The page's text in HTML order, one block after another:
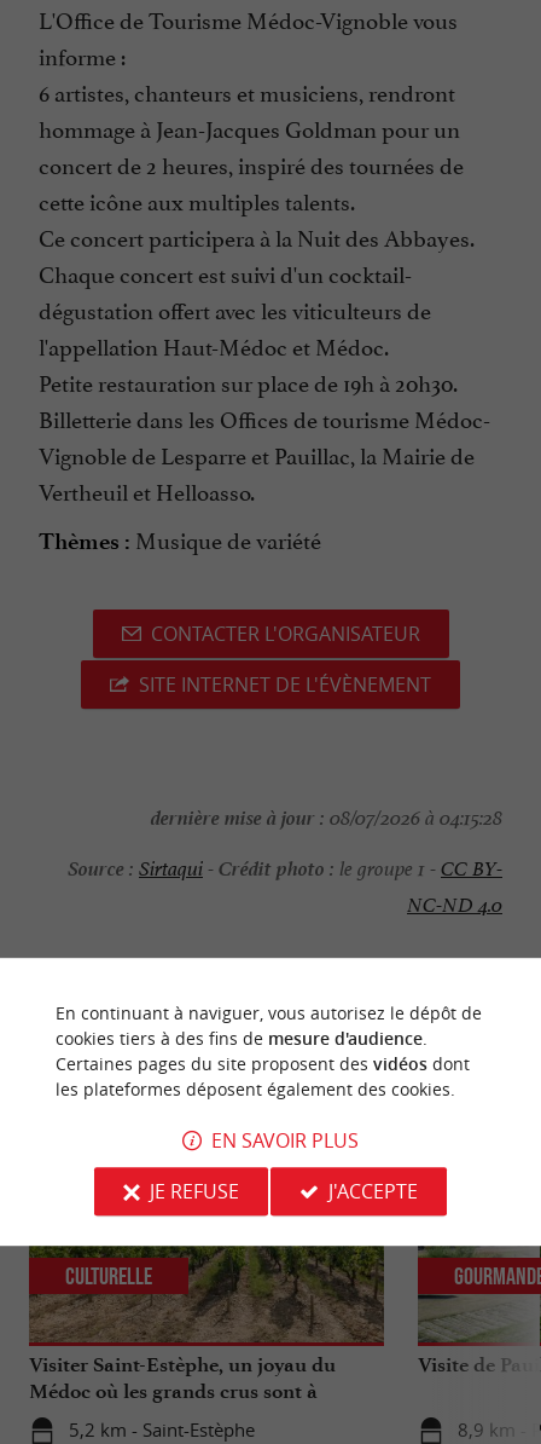
L'Office de Tourisme Médoc-Vignoble vous
informe :
6 artistes, chanteurs et musiciens, rendront
hommage à Jean-Jacques Goldman pour un
concert de 2 heures, inspiré des tournées de
cette icône aux multiples talents.
Ce concert participera à la Nuit des Abbayes.
Chaque concert est suivi d'un cocktail-
dégustation offert avec les viticulteurs de
l'appellation Haut-Médoc et Médoc.
Petite restauration sur place de 19h à 20h30.
Billetterie dans les Offices de tourisme Médoc-
Vignoble de Lesparre et Pauillac, la Mairie de
Vertheuil et Helloasso.
Thèmes : Musique de variété
CONTACTER L'ORGANISATEUR
SITE INTERNET DE L'ÉVÈNEMENT
dernière mise à jour : 08/07/2026 à 04:15:28
Source : Sirtaqui-Crédit photo : le groupe 1 -CC BY-
NC-ND 4.0
NOUS AVONS TESTÉPOUR VOUS
Visiter Saint-Estèphe, un joyau du
Médoc où les grands crus sont à
l’honneur
5,2 km - Saint-Estèphe
Culturelle
Visite de
8,9 km -
En continuant à naviguer, vous autorisez le dépôt de
cookies tiers à des fins de mesure d'audience.
Certaines pages du site proposent des vidéosdont
les plateformes déposent également des cookies.
EN SAVOIR PLUS
JE REFUSE
J'ACCEPTE